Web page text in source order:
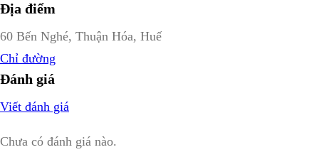
Địa điểm
60 Bến Nghé, Thuận Hóa, Huế
Chỉ đường
Đánh giá
Viết đánh giá
Chưa có đánh giá nào.